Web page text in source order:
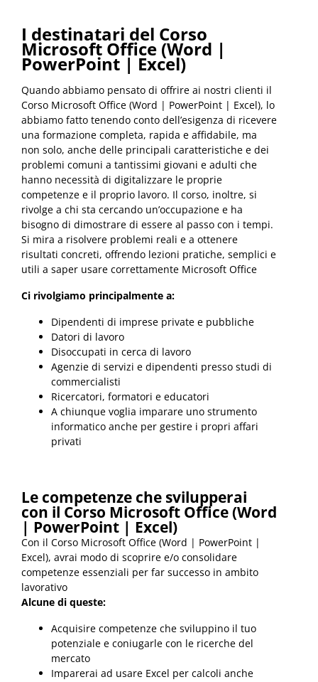
I destinatari del Corso
Microsoft Office (Word |
PowerPoint | Excel)
Quando abbiamo pensato di offrire ai nostri clienti il
Corso Microsoft Office (Word | PowerPoint | Excel), lo
abbiamo fatto tenendo conto dell’esigenza di ricevere
una formazione completa, rapida e affidabile, ma
non solo, anche delle principali caratteristiche e dei
problemi comuni a tantissimi giovani e adulti che
hanno necessità di digitalizzare le proprie
competenze e il proprio lavoro. Il corso, inoltre, si
rivolge a chi sta cercando un’occupazione e ha
bisogno di dimostrare di essere al passo con i tempi.
Si mira a risolvere problemi reali e a ottenere
risultati concreti, offrendo lezioni pratiche, semplici e
utili a saper usare correttamente Microsoft Office
Ci rivolgiamo principalmente a:
Dipendenti di imprese private e pubbliche
Datori di lavoro
Disoccupati in cerca di lavoro
Agenzie di servizi e dipendenti presso studi di
commercialisti
Ricercatori, formatori e educatori
A chiunque voglia imparare uno strumento
informatico anche per gestire i propri affari
privati
Le competenze che svilupperai
con il Corso Microsoft Office (Word
| PowerPoint | Excel)
Con il Corso Microsoft Office (Word | PowerPoint |
Excel), avrai modo di scoprire e/o consolidare
competenze essenziali per far successo in ambito
lavorativo
Alcune di queste:
Acquisire competenze che sviluppino il tuo
potenziale e coniugarle con le ricerche del
mercato
Imparerai ad usare Excel per calcoli anche